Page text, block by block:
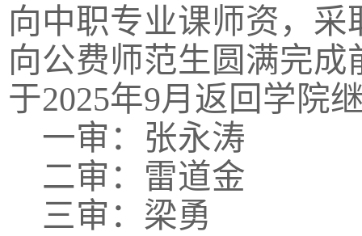
向中职专业课师资，采
向公费师范生圆满完成
于2025年9月返回学院
一审：张永涛
二审：雷道金
三审：梁勇